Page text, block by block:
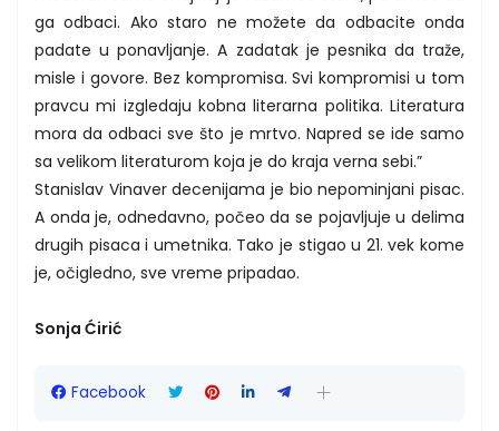
ga odbaci. Ako staro ne možete da odbacite onda
padate u ponavljanje. A zadatak je pesnika da traže,
misle i govore. Bez kompromisa. Svi kompromisi u tom
pravcu mi izgledaju kobna literarna politika. Literatura
mora da odbaci sve što je mrtvo. Napred se ide samo
sa velikom literaturom koja je do kraja verna sebi.”
Stanislav Vinaver decenijama je bio nepominjani pisac.
A onda je, odnedavno, počeo da se pojavljuje u delima
drugih pisaca i umetnika. Tako je stigao u 21. vek kome
je, očigledno, sve vreme pripadao.
Sonja Ćirić
Facebook